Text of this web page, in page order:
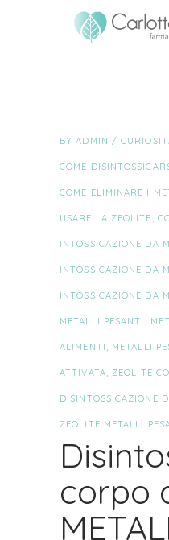
BYADMIN
COME
COME ELIMINARE I
USARE LA ZEOLITE ,
INTOSSICAZIONE DA
INTOSSICAZIONE DA
INTOSSICAZIONE DA
METALLI PESANTI ,
ALIMENTI , METALLI
ATTIVATA,ZEOLITE
DISINTOSSICAZIONE
ZEOLITE METALLI
corpo